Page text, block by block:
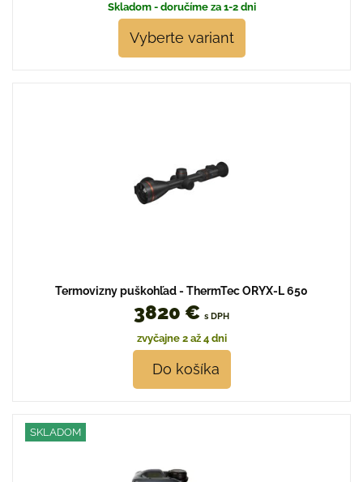
Skladom - doručíme za 1-2 dni
Vyberte variant
Termovizny puškohľad - ThermTec ORYX-L 650
3820 € s DPH
zvyčajne 2 až 4 dni
Do košíka
SKLADOM